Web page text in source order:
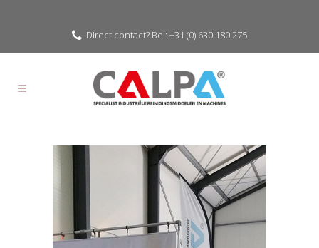
Direct contact? Bel: +31 (0) 630 180 275